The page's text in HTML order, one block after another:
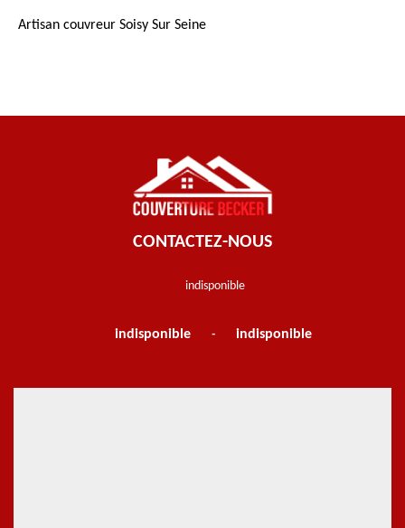
Artisan couvreur Soisy Sur Seine
CONTACTEZ-NOUS
indisponible
indisponible - indisponible